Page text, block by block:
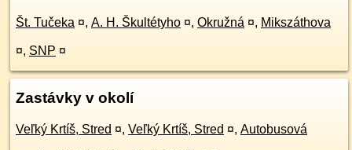
Št. Tučeka ¤, A. H. Škultétyho ¤, Okružná ¤, Mikszáthova
¤, SNP ¤
Zastávky v okolí
Veľký Krtíš, Stred ¤, Veľký Krtíš, Stred ¤, Autobusová